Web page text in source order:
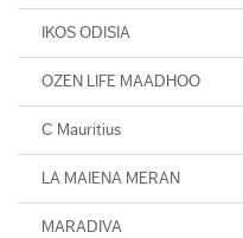
IKOS ODISIA
OZEN LIFE MAADHOO
C Mauritius
LA MAIENA MERAN
MARADIVA